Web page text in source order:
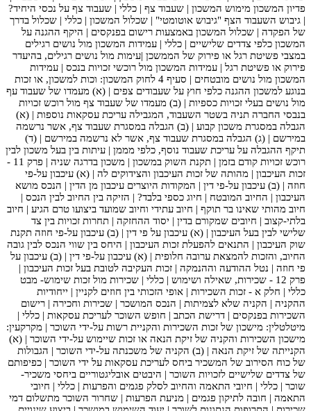
פדיון המשכון מימוש המשכון | שעבוד צף | כללי | שעבוד צף על נכסי היחיד?
| גיבוש השעבוד הצף "גיבוש אוטומטי" | שכלול המשכון | כללי | שכלול בדרך
של הפקדה | שכלול המשכון באמצעות רישום בפנקסים | היקף ההגנה על
המשכון כלפי צדדים שלישיים | כללי | עמידות המשכון מול נושים רגילים
במצבי פשיטת רגל או פירוק של הממשכן |עימות מול נושים רגילים, בהיעדר
פירוק או פשיטת רגל | עמידות המשכון מול רוכשי זכויות בנכס | עמידות
המשכון מול נושים מובטחים | סעיף 4 לחוק המשכון: וכות למשכון, או זכות
בנוגע למשכון ההגנה כלפי חוץ על שעבודים צפים | (א) מעמדו של שעבוד עף
מול נושים בעלי זכויות כספיות | (ב) מעמדו של שעבוד צף מול רוכש זכויות
בנבסי החברה תניה בשטר השעבוד, המגבילה עריכת עסקאות נוספות | (א)
הגבלה במסגרת משכון קבוע | (ב) הגבלה במסגרת שעבוד צף, אשר נרשמה
במירשם | (ג) הגבלה במסגרת שעבוד צף, אשר לא נרשמה במירשם | (ד)
תיקף ההגבלה על עריכת שעבוד נוסף, כלפי מממן | עיתות בין בעל משכון לבין
רוכש זכויות קודם בזמן | תקנת השוק במשכון | משכון בדרגה שניה | פרק 11 -
זכות העיכבון | מהותה של זכות העיכבון והצידוקים לה | (א) עיכבון על-פי
חוזה | (ב) עיכבון על-פי דין | המקודות היוצרים עיכבון מן הדין | הנכס מושא
העיכבון | החיוב המובטח | חיוג כספי בלבד? | הזיקה בין החיוב לבין הנכס |
חיוב מהותי שאינו בר תוקף | חיוב עתידי וחיוב שמועד ביצועו טרם הגיע | חיוב
בלתי-קצוב | חיובים שמקורם בדין | יסוד ההחזקה | תחרות זכויות בין צד
שלישי לבין בעל העיכבון | (א) עיכבון על פי דין | (ב) עיכבון על-פי חוזה תקנת
שוק העיכבון | התנאים להפעלת זכות העיכבון | היחס בין שווי הנכס לבין גובה
החיוב, והזכות להמצאת ערובה חלופית | (א) עיכבון על-פי דין | (ב) עיכבון על
פי חוזה | נטל ההודעה וההנמקה | זכות העקיבה לטובת בעל זכות העיכבון |
פרק 12 - שכירות, שאילה ושימוש | כללי | שכירות מול זכות שימוש- מבט
כללי | חלק א - זכות השכירות | אופי הזכותי בין חוזים לקניין | ייחודיות
ההקניה | הקניה שלא לצמיתות | הנכס המושכר | שכירות וחכירה | רישום
השכירות בפנקסים | דרישת הכתב | חופש השוכר לעריכת עסקאות | כללי |
מיטלטלין: מישכון של זכות השכירות והקניית רשות על-ידי השוכר | מקרקעין:
מישכון השכירות והקניה של זיקת הנאה או זכות שיימוש על-ידי השוכר | (א)
הקנייתה של זיקת הנאה | (ב) הקניה של משכנתה על-ידי השוכר | הגבולות
של כוח הסירוב של המשכיר ביחס לעריכת עסקאות על ידי השוכר | כפיפותם
של צדדים שלישיים לזכויות השוכר | היבטים אובליגטוריים ביחסי משכיר-
שוכר | כללי | חיובי התאמה והחיוב לסלק פגמים והפרעות | כללי | חיובי
התאמה | חובה לתיקון פגמים | מניעת הפרעות | שחרור השוכר מתשלום דמי